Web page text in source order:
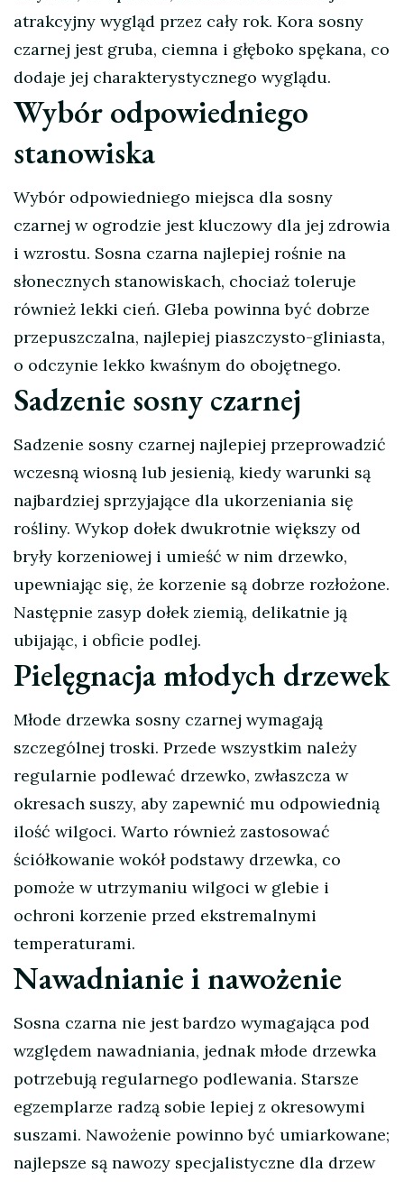
atrakcyjny wygląd przez cały rok. Kora sosny
czarnej jest gruba, ciemna i głęboko spękana, co
dodaje jej charakterystycznego wyglądu.
Wybór odpowiedniego
stanowiska
Wybór odpowiedniego miejsca dla sosny
czarnej w ogrodzie jest kluczowy dla jej zdrowia
i wzrostu. Sosna czarna najlepiej rośnie na
słonecznych stanowiskach, chociaż toleruje
również lekki cień. Gleba powinna być dobrze
przepuszczalna, najlepiej piaszczysto-gliniasta,
o odczynie lekko kwaśnym do obojętnego.
Sadzenie sosny czarnej
Sadzenie sosny czarnej najlepiej przeprowadzić
wczesną wiosną lub jesienią, kiedy warunki są
najbardziej sprzyjające dla ukorzeniania się
rośliny. Wykop dołek dwukrotnie większy od
bryły korzeniowej i umieść w nim drzewko,
upewniając się, że korzenie są dobrze rozłożone.
Następnie zasyp dołek ziemią, delikatnie ją
ubijając, i obficie podlej.
Pielęgnacja młodych drzewek
Młode drzewka sosny czarnej wymagają
szczególnej troski. Przede wszystkim należy
regularnie podlewać drzewko, zwłaszcza w
okresach suszy, aby zapewnić mu odpowiednią
ilość wilgoci. Warto również zastosować
ściółkowanie wokół podstawy drzewka, co
pomoże w utrzymaniu wilgoci w glebie i
ochroni korzenie przed ekstremalnymi
temperaturami.
Nawadnianie i nawożenie
Sosna czarna nie jest bardzo wymagająca pod
względem nawadniania, jednak młode drzewka
potrzebują regularnego podlewania. Starsze
egzemplarze radzą sobie lepiej z okresowymi
suszami. Nawożenie powinno być umiarkowane;
najlepsze są nawozy specjalistyczne dla drzew